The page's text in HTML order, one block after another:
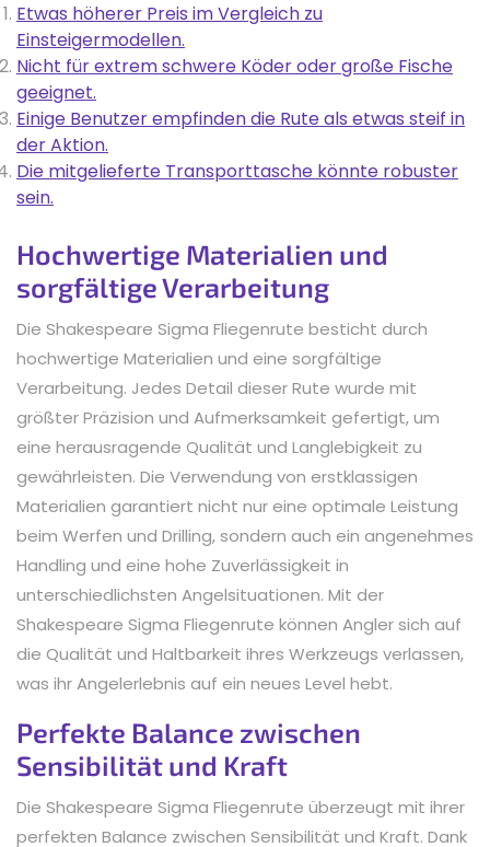
Etwas höherer Preis im Vergleich zu
Einsteigermodellen.
Nicht für extrem schwere Köder oder große Fische
geeignet.
Einige Benutzer empfinden die Rute als etwas steif in
der Aktion.
Die mitgelieferte Transporttasche könnte robuster
sein.
Hochwertige Materialien und
sorgfältige Verarbeitung
Die Shakespeare Sigma Fliegenrute besticht durch
hochwertige Materialien und eine sorgfältige
Verarbeitung. Jedes Detail dieser Rute wurde mit
größter Präzision und Aufmerksamkeit gefertigt, um
eine herausragende Qualität und Langlebigkeit zu
gewährleisten. Die Verwendung von erstklassigen
Materialien garantiert nicht nur eine optimale Leistung
beim Werfen und Drilling, sondern auch ein angenehmes
Handling und eine hohe Zuverlässigkeit in
unterschiedlichsten Angelsituationen. Mit der
Shakespeare Sigma Fliegenrute können Angler sich auf
die Qualität und Haltbarkeit ihres Werkzeugs verlassen,
was ihr Angelerlebnis auf ein neues Level hebt.
Perfekte Balance zwischen
Sensibilität und Kraft
Die Shakespeare Sigma Fliegenrute überzeugt mit ihrer
perfekten Balance zwischen Sensibilität und Kraft. Dank